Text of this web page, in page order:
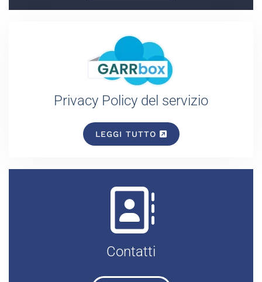
Privacy Policy del servizio
LEGGI TUTTO
Contatti